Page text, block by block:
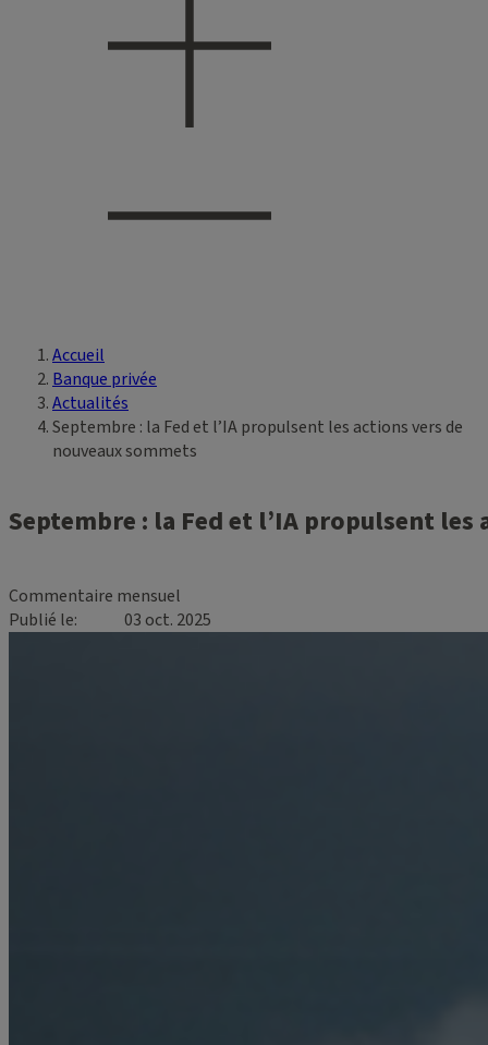
Vous êtes ici
Accueil
Banque privée
Actualités
Septembre : la Fed et l’IA propulsent les actions vers de
nouveaux sommets
Septembre : la Fed et l’IA propulsent
Commentaire mensuel
Publié le
03 oct. 2025